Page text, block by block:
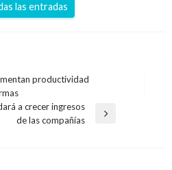
las entradas
productividad
a crecer ingresos
de las compañías